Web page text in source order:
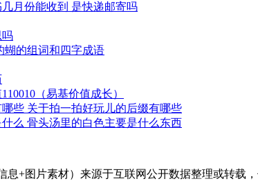
月份能收到 是快递邮寄吗
吗
蝴的组词和四字成语
（易基价值成长）
些 关于拍一拍好玩儿的后缀有哪些
么 骨头汤里的白色主要是什么东西
息+图片素材）来源于互联网公开数据整理或转载